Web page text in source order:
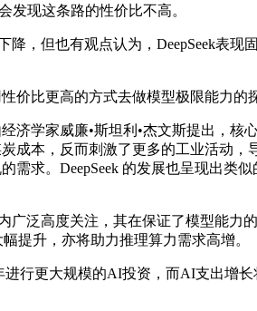
发现这条路的性价比不高。
但也有观点认为，DeepSeek表现
比更高的方式去做模型极限能力的
学家威廉•斯坦利•杰文斯提出，核
成本，反而刺激了更多的工业活动
求。DeepSeek 的发展也呈现出类
高度关注，其在保证了模型能力
提升，亦将助力推理算力需求高增。
行更大规模的AI投资，而AI支出增长